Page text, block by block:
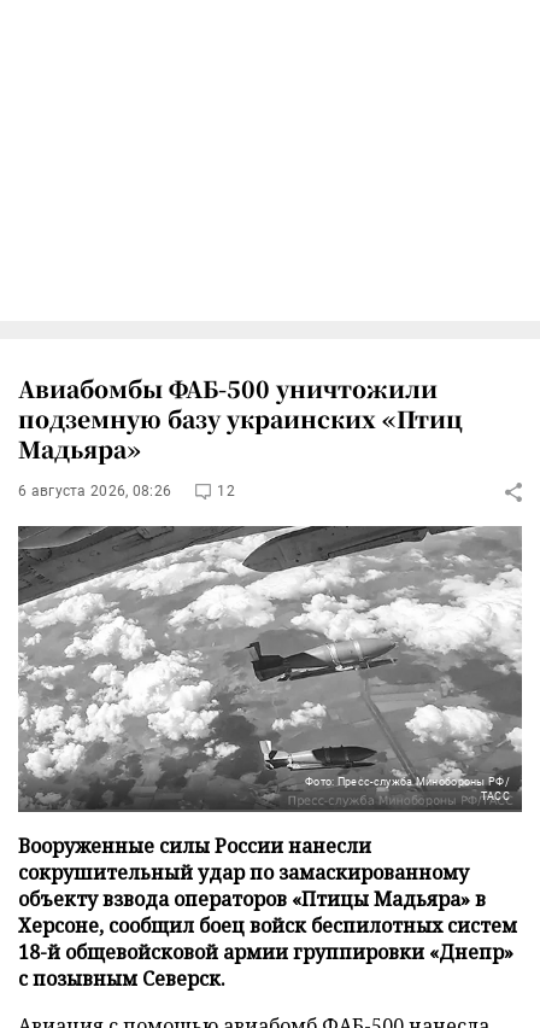
Авиабомбы ФАБ-500 уничтожили
подземную базу украинских «Птиц
Мадьяра»
6 августа 2026, 08:26 12
Фото: Пресс-служба Минобороны РФ/
ТАСС
Вооруженные силы России нанесли
сокрушительный удар по замаскированному
объекту взвода операторов «Птицы Мадьяра» в
Херсоне, сообщил боец войск беспилотных систем
18-й общевойсковой армии группировки «Днепр»
с позывным Северск.